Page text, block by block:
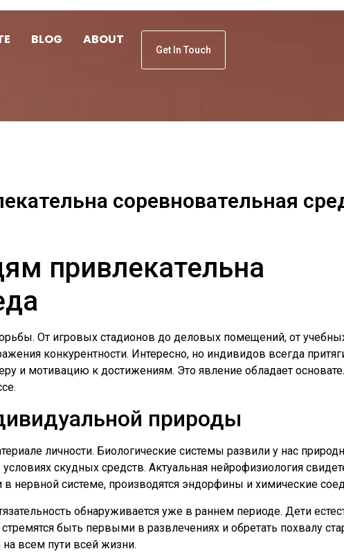
BLOG ABOUT
Get In Touch
соревновательная
привлекательна
От игровых стадионов до деловых помещений, от
конкурентности. Интересно, но индивидов всегда
и мотивацию к достижениям. Это явление обладает
природы
личности. Биологические системы развили у нас
скудных средств. Актуальная нейрофизиология
в нервной системе, производятся эндорфины и химические
обнаруживается уже в раннем периоде. Дети
быть первыми в развлечениях и обретать похвалу
всем пути всей жизни.